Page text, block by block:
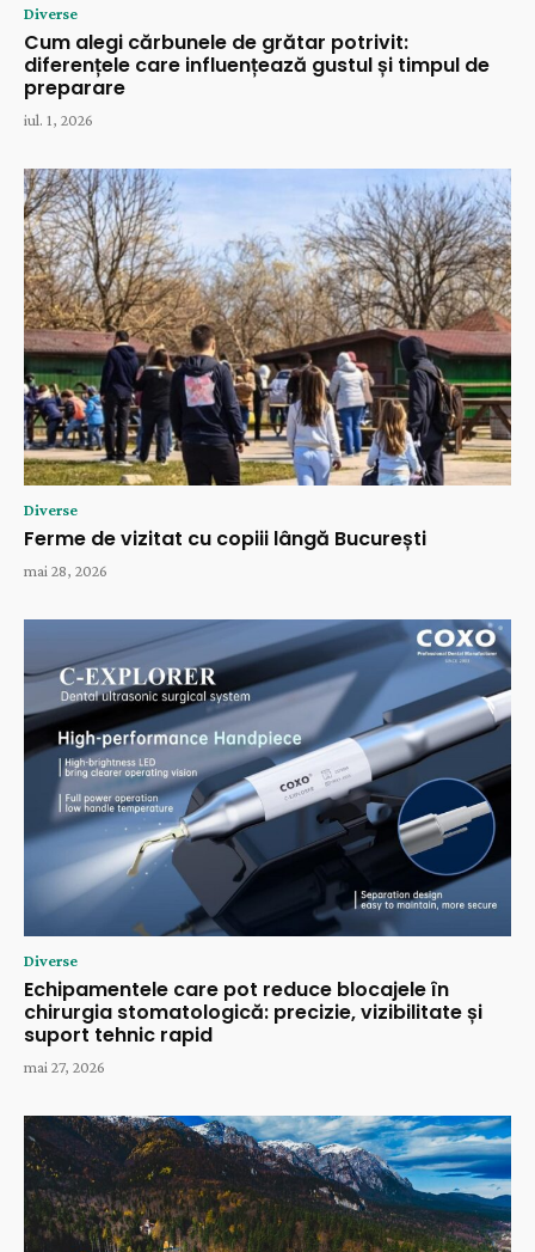
Diverse
Cum alegi cărbunele de grătar potrivit:
diferențele care influențează gustul și timpul de
preparare
iul. 1, 2026
Diverse
Ferme de vizitat cu copiii lângă București
mai 28, 2026
Diverse
Echipamentele care pot reduce blocajele în
chirurgia stomatologică: precizie, vizibilitate și
suport tehnic rapid
mai 27, 2026